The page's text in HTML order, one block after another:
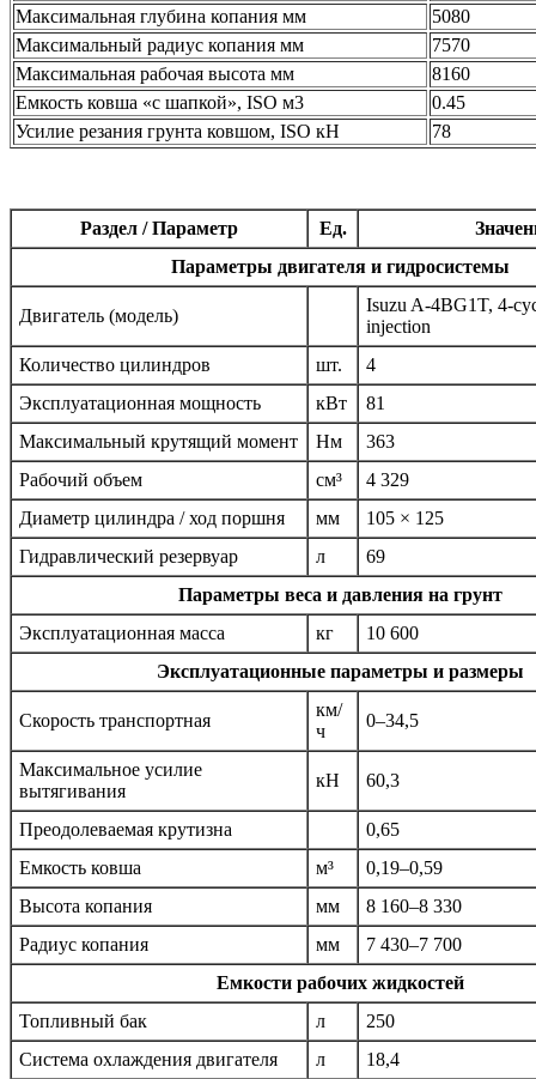
Максимальная глубина копания мм
5080
Максимальный радиус копания мм
7570
Максимальная рабочая высота мм
8160
Емкость ковша «с шапкой», ISO м3
0.45
Усилие резания грунта ковшом, ISO кН
78
Раздел / Параметр Ед.
Параметры двигателя и гидросистемы
Двигатель (модель)
Isuzu A-4BG1T, 4-
injection
Количество цилиндров
шт.
4
Эксплуатационная мощность
кВт
81
Максимальный крутящий момент
Нм
363
Рабочий объем
см³
4 329
Диаметр цилиндра / ход поршня
мм
105 × 125
Гидравлический резервуар
л
69
Параметры веса и давления на грунт
Эксплуатационная масса
кг
10 600
Эксплуатационные параметры и размеры
Скорость транспортная
км/
ч
0–34,5
Максимальное усилие
вытягивания
кН 60,3
Преодолеваемая крутизна
0,65
Емкость ковша
м³
0,19–0,59
Высота копания
мм
8 160–8 330
Радиус копания
мм
7 430–7 700
Емкости рабочих жидкостей
Топливный бак
л
250
Система охлаждения двигателя
л
18,4